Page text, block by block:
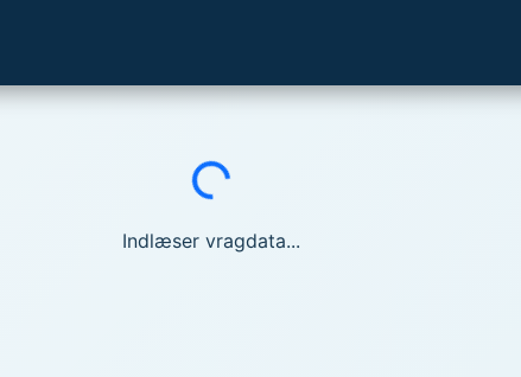
Indlæser...
Indlæser vragdata...